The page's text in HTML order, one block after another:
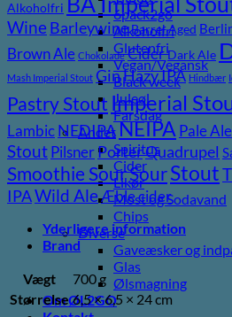
6pack2go
Alkoholfri
Glutenfri
Vegan/Vegansk
Black week
Juleøl
Farsdag
Andet
Spiritus
Cider
Likør
Most og Sodavand
Chips
Diverse
Gaveæsker og
Glas
Ølsmagning
Om ØL2GO
Alkoholfri
Wine BarleywineBarrel Aged
Brown Ale Chokolade CiderDark Ale
Mash Imperial Stout GinHazy IPA Hindbær
Pastry Stout Imperial
Lambic NEDIPANEIPA Pale Ale
Stout Pilsner PorterQuadrupel
Smoothie SourSourStout
IPAWild Ale Æble cider
Yderligere information
Brand
Vægt
700 g
Størrelse 6,5 × 6,5 × 24 cm